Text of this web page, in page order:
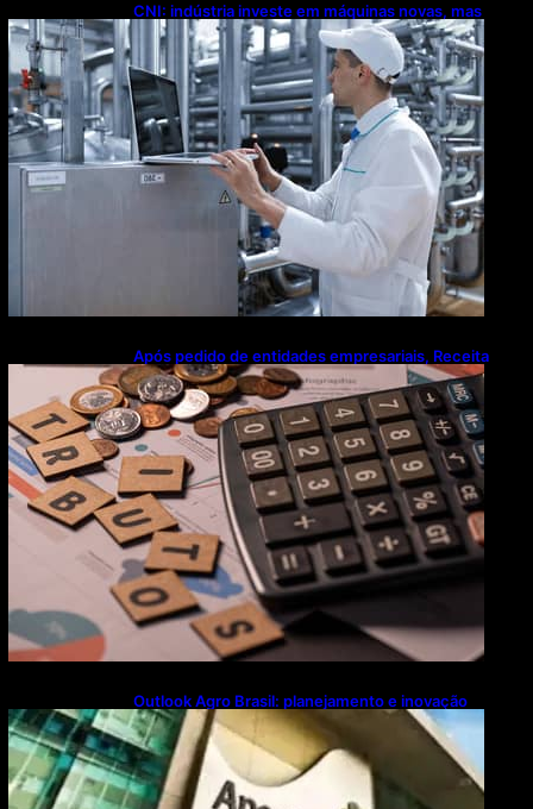
CNI: indústria investe em máquinas novas, mas
modernização tecnológica avança lentamente
Após pedido de entidades empresariais, Receita
flexibiliza regras da Reforma Tributária
Outlook Agro Brasil: planejamento e inovação
pautam debates sobre futuro do agronegócio